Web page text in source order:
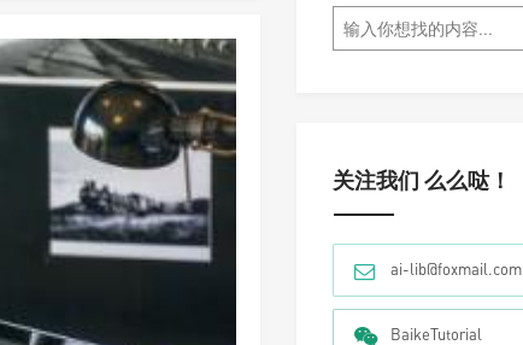
关注我们 么么哒！
ai-lib@foxmail.com
BaikeTutorial